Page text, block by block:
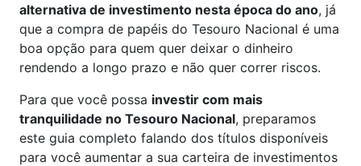
alternativa de investimento nesta época do ano, já
que a compra de papéis do Tesouro Nacional é uma
boa opção para quem quer deixar o dinheiro
rendendo a longo prazo e não quer correr riscos.
Para que você possa investir com mais
tranquilidade no Tesouro Nacional, preparamos
este guia completo falando dos títulos disponíveis
para você aumentar a sua carteira de investimentos